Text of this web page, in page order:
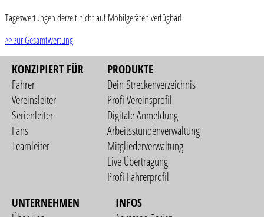
Tageswertungen derzeit nicht auf Mobilgeräten verfügbar!
>> zur Gesamtwertung
KONZIPIERT FÜR
Fahrer
Vereinsleiter
Serienleiter
Fans
Teamleiter
PRODUKTE
Dein Streckenverzeichnis
Profi Vereinsprofil
Digitale Anmeldung
Arbeitsstundenverwaltung
Mitgliederverwaltung
Live Übertragung
Profi Fahrerprofil
UNTERNEHMEN
INFOS